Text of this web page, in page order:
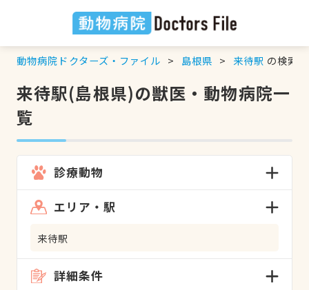
動物病院ドクターズ・ファイル 島根県 来待駅 の検索
来待駅(島根県)の獣医・動物病院一
覧
診療動物
エリア・駅
来待駅
詳細条件